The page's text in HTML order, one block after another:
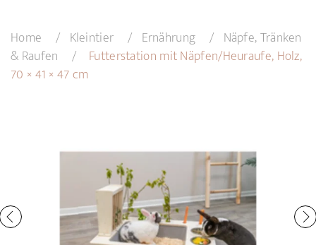
Home Kleintier Ernährung
Näpfe, Tränken
& Raufen
Futterstation mit Näpfen/Heuraufe, Holz,
70 × 41 × 47 cm